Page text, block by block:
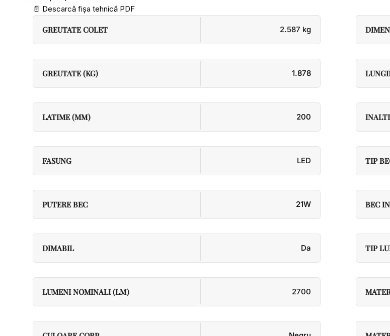
📄 Descarcă fișa tehnică PDF
GREUTATE COLET 2.587 kg
GREUTATE (KG) 1.878
LATIME (MM) 200
FASUNG LED TIP
PUTERE BEC 21W BEC
DIMABIL Da TIP
LUMENI NOMINALI (LM) 2700